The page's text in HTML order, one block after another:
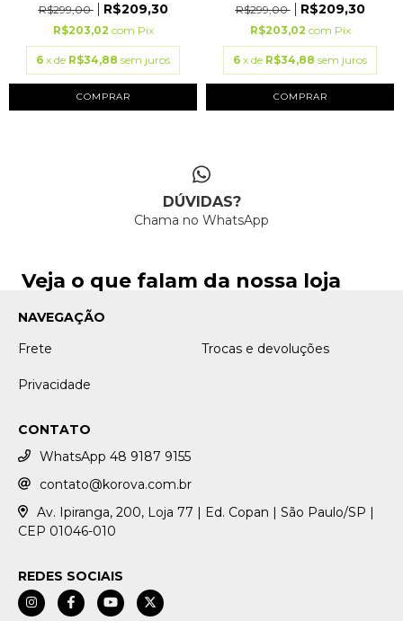
R$299,00 R$209,30
R$203,02 com Pix
6 x de R$34,88 sem juros
COMPRAR
R$299,00 R$209,30
R$203,02 com Pix
6 x de R$34,88 sem juros
COMPRAR
DÚVIDAS?
Chama no WhatsApp
Veja o que falam da nossa loja
NAVEGAÇÃO
Frete
Trocas e devoluções
Privacidade
CONTATO
WhatsApp 48 9187 9155
contato@korova.com.br
Av. Ipiranga, 200, Loja 77 | Ed. Copan | São Paulo/SP |
CEP 01046-010
REDES SOCIAIS